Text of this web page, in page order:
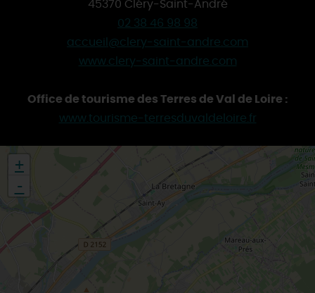
45370 Cléry-Saint-André
02 38 46 98 98
accueil@clery-saint-andre.com
www.clery-saint-andre.com
Office de tourisme des Terres de Val de Loire :
www.tourisme-terresduvaldeloire.fr
+
-